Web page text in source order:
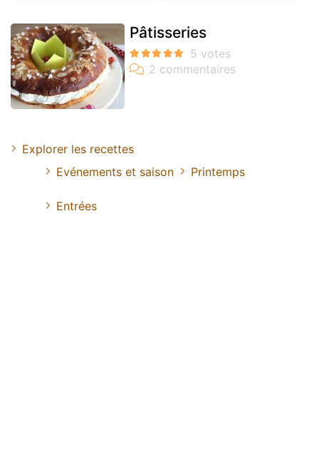
Pâtisseries
Explorer les recettes
Evénements et saison
Printemps
Entrées